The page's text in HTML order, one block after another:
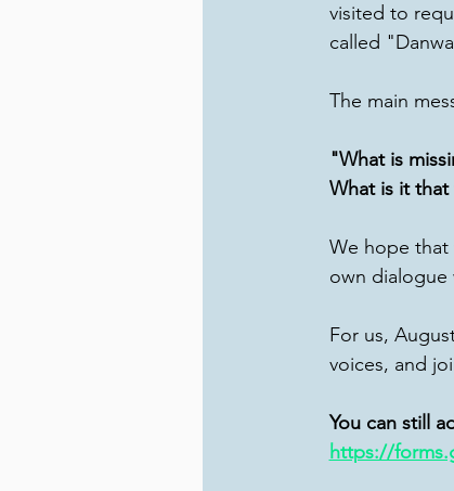
visited to
called
The main
"What is
What is it
We hope
own dialogue
For us,
voices, and
You can still
https://